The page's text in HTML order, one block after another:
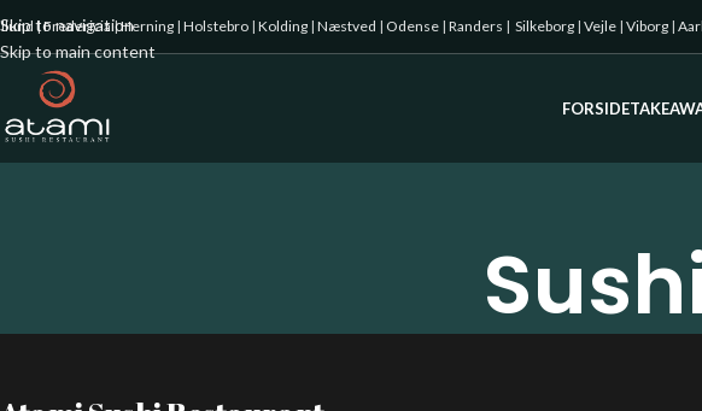
Skip to navigation
Skip to main content
|Fredericia|Herning | Holstebro | Kolding | Næstved | Odense | Randers | Silkeborg | Vejle | Viborg |
FORSIDE